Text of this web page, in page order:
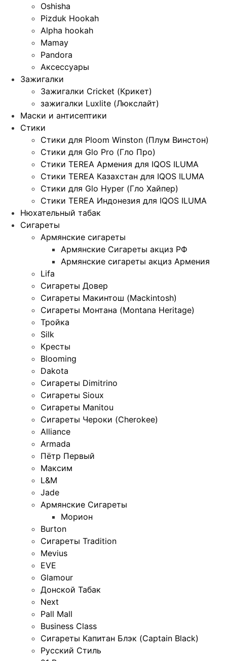
Oshisha
Pizduk Hookah
Alpha hookah
Mamay
Pandora
Аксессуары
Зажигалки
Зажигалки Cricket (Крикет)
зажигалки Luxlite (Люкслайт)
Маски и антисептики
Стики
Стики для Ploom Winston (Плум Винстон)
Стики для Glo Pro (Гло Про)
Стики TEREA Армения для IQOS ILUMA
Стики TEREA Казахстан для IQOS ILUMA
Стики для Glo Hyper (Гло Хайпер)
Стики TEREA Индонезия для IQOS ILUMA
Нюхательный табак
Сигареты
Армянские сигареты
Армянские Сигареты акциз РФ
Армянские сигареты акциз Армения
Lifa
Сигареты Довер
Сигареты Макинтош (Mackintosh)
Сигареты Монтана (Montana Heritage)
Тройка
Silk
Кресты
Blooming
Dakota
Сигареты Dimitrino
Сигареты Sioux
Сигареты Manitou
Сигареты Чероки (Cherokee)
Alliance
Armada
Пётр Первый
Максим
L&M
Jade
Армянские Сигареты
Морион
Burton
Сигареты Tradition
Mevius
EVE
Glamour
Донской Табак
Next
Pall Mall
Business Class
Сигареты Капитан Блэк (Captain Black)
Русский Стиль